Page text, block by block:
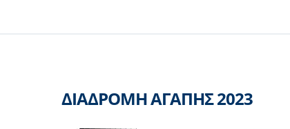
ΔΙΑΔΡΟΜΗ ΑΓΑΠΗΣ 2023